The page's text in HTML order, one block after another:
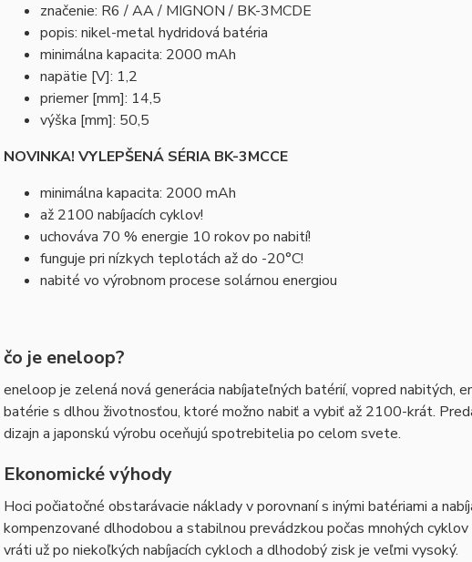
značenie: R6 / AA / MIGNON / BK-3MCDE
popis: nikel-metal hydridová batéria
minimálna kapacita: 2000 mAh
napätie [V]: 1,2
priemer [mm]: 14,5
výška [mm]: 50,5
NOVINKA! VYLEPŠENÁ SÉRIA BK-3MCCE
minimálna kapacita: 2000 mAh
až 2100 nabíjacích cyklov!
uchováva 70 % energie 10 rokov po nabití!
funguje pri nízkych teplotách až do -20°C!
nabité vo výrobnom procese solárnou energiou
čo je eneloop?
eneloop je zelená nová generácia nabíjateľných batérií, vopred nabitých,
batérie s dlhou životnosťou, ktoré možno nabiť a vybiť až 2100-krát.
dizajn a japonskú výrobu oceňujú spotrebitelia po celom svete.
Ekonomické výhody
Hoci počiatočné obstarávacie náklady v porovnaní s inými batériami a
kompenzované dlhodobou a stabilnou prevádzkou počas mnohých
vráti už po niekoľkých nabíjacích cykloch a dlhodobý zisk je veľmi vysoký.